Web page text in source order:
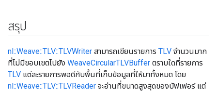
สรุป
nl::Weave::TLV::TLVWriter สามารถเขียนรายการ TLV จำนวนมาก
ที่ไม่มีขอบเขตไปยัง WeaveCircularTLVBuffer ตราบใดที่รายการ
TLV แต่ละรายการพอดีกับพื้นที่เก็บข้อมูลที่ให้มาทั้งหมด โดย
nl::Weave::TLV::TLVReader จะอ่านที่ขนาดสูงสุดของบัฟเฟอร์ แต่